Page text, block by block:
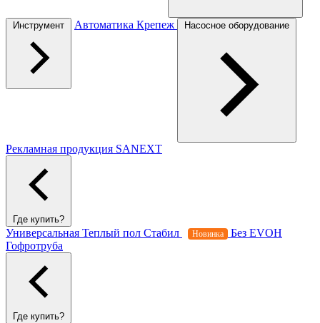
Инструмент Автоматика Крепеж Насосное оборудование
Рекламная продукция SANEXT
Где купить?
Универсальная Теплый пол Стабил Новинка
Без EVOH
Гофротруба
Где купить?